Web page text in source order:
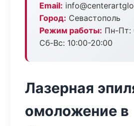
Email:
Город: Севастополь
Режим работы: Пн-Пт:
Сб-Вс: 10:00-20:00
Лазерная
омоложение в